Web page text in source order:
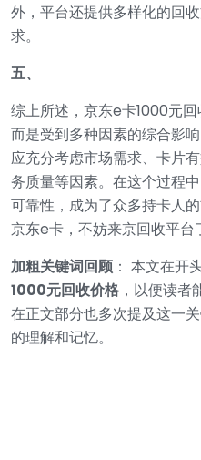
外，平台还提供多样化的回
求。
五、
综上所述，京东e卡1000元
而是受到多种因素的综合影
应充分考虑市场需求、卡片
务质量等因素。在这个过程
可靠性，成为了众多持卡人
京东e卡，不妨来京回收平台
加粗关键词回顾 ： 本文在开
1000元回收价格 ，以便读者
在正文部分也多次提及这一
的理解和记忆。